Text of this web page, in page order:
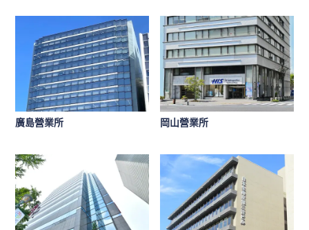
廣島營業所 岡山營業所